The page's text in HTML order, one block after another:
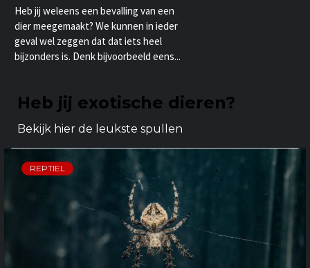
Heb jij weleens een bevalling van een
dier meegemaakt? We kunnen in ieder
geval wel zeggen dat dat iets heel
bijzonders is. Denk bijvoorbeeld eens...
Heb jij exotische dieren?
Bekijk hier de leukste spullen
REPTIEL